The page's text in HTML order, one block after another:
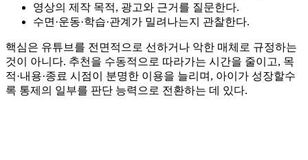
영상의 제작 목적, 광고와 근거를 질문한다.
수면·운동·학습·관계가 밀려나는지 관찰한다.
핵심은 유튜브를 전면적으로 선하거나 악한 매체로 규정하는
것이 아니다. 추천을 수동적으로 따라가는 시간을 줄이고, 목
적·내용·종료 시점이 분명한 이용을 늘리며, 아이가 성장할수
록 통제의 일부를 판단 능력으로 전환하는 데 있다.